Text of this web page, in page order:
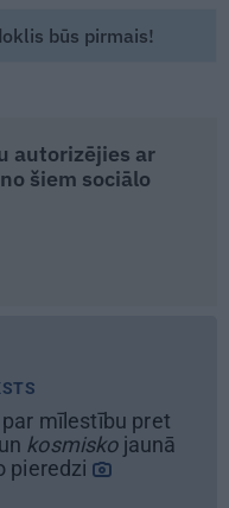
būs pirmais!
autorizējies ar
šiem sociālo
būvē savu sapņu
kad būvobjektā
izjūta